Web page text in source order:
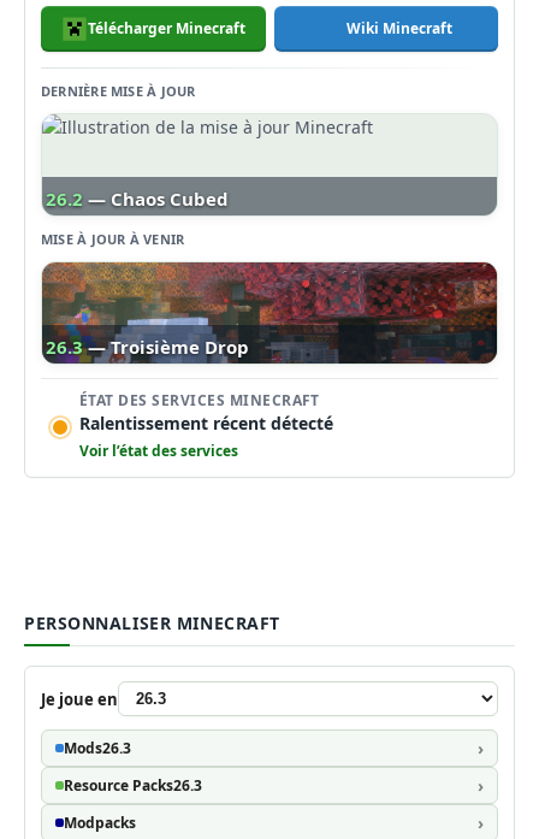
Télécharger Minecraft Wiki Minecraft
DERNIÈRE MISE À JOUR
26.2 — Chaos Cubed
MISE À JOUR À VENIR
26.3 — Troisième Drop
ÉTAT DES SERVICES MINECRAFT
Ralentissement récent détecté
Voir l’état des services
PERSONNALISER MINECRAFT
Je joue en
Mods26.3
Resource Packs26.3
Modpacks